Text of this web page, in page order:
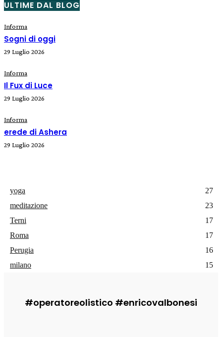
ULTIME DAL BLOG
Informa
Sogni di oggi
29 Luglio 2026
Informa
Il Fux di Luce
29 Luglio 2026
Informa
erede di Ashera
29 Luglio 2026
yoga
27
meditazione
23
Terni
17
Roma
17
Perugia
16
milano
15
#operatoreolistico #enricovalbonesi